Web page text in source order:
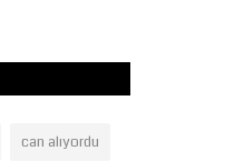
can alıyordu